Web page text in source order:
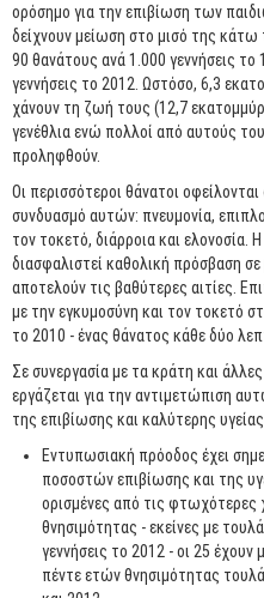
ορόσημο για την επιβίωση των
δείχνουν μείωση στο μισό της
90 θανάτους ανά 1.000 γεννήσεις
γεννήσεις το 2012. Ωστόσο, 6,3
χάνουν τη ζωή τους (12,7
γενέθλια ενώ πολλοί από αυτούς
προληφθούν.
Οι περισσότεροι θάνατοι
συνδυασμό αυτών: πνευμονία,
τον τοκετό, διάρροια και ελονοσία.
διασφαλιστεί καθολική πρόσβαση
αποτελούν τις βαθύτερες αιτίες.
με την εγκυμοσύνη και τον τοκετό
το 2010 - ένας θάνατος κάθε δύο
Σε συνεργασία με τα κράτη και
εργάζεται για την αντιμετώπιση
της επιβίωσης και καλύτερης
Εντυπωσιακή πρόοδος έχει
ποσοστών επιβίωσης και της
ορισμένες από τις
θνησιμότητας - εκείνες με
γεννήσεις το 2012 - οι 25
πέντε ετών θνησιμότητας